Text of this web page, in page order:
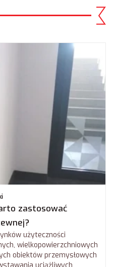
zastosować
użyteczności
wielkopowierzchniowych
obiektów przemysłowych
uciążliwych